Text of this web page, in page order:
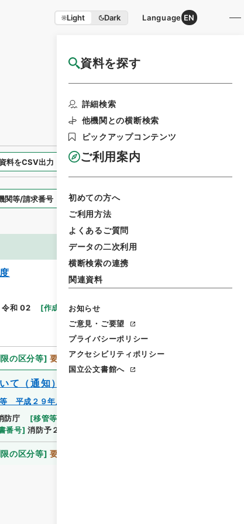
Light Dark Language EN
資料を探す
詳細検索
他機関との横断検索
ピックアップコンテンツ
ご利用案内
初めての方へ
ご利用方法
よくあるご質問
データの二次利用
横断検索の連携
関連資料
お知らせ
ご意見・ご要望
プライバシーポリシー
アクセシビリティポリシー
国立公文書館へ
国立公文書館HP利用案内
料をCSV出力 選択した資料を利用請求
表示スタイル
令和 02 [作成・取得者] 消防庁予防課
の区分等] 要審査
て（通知）
平成２９年度
防庁 [移管等年度
番号] 消防予２４７
の区分等] 要審査